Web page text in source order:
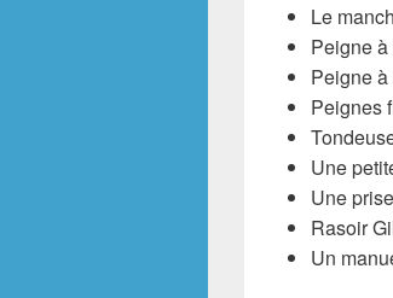
Le
Peigne à
Peigne à
Peignes
Une
Une
Rasoir
Un